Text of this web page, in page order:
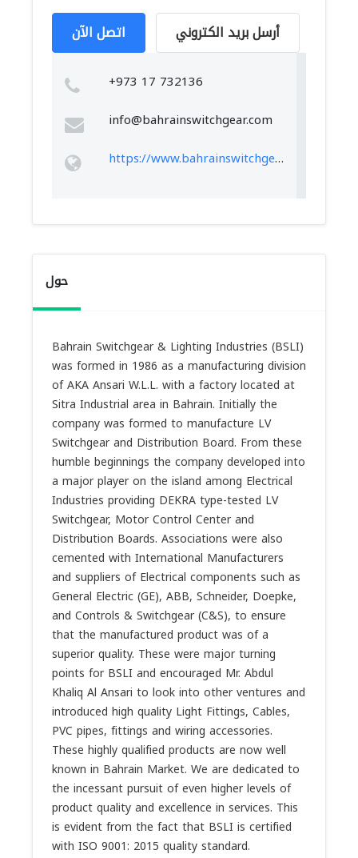
اتصل الآن أرسل بريد الكتروني
+973 17 732136
info@bahrainswitchgear.com
https://www.bahrainswitchgear.com/
حول
Bahrain Switchgear & Lighting Industries (BSLI)
was formed in 1986 as a manufacturing division
of AKA Ansari W.L.L. with a factory located at
Sitra Industrial area in Bahrain. Initially the
company was formed to manufacture LV
Switchgear and Distribution Board. From these
humble beginnings the company developed into
a major player on the island among Electrical
Industries providing DEKRA type-tested LV
Switchgear, Motor Control Center and
Distribution Boards. Associations were also
cemented with International Manufacturers
and suppliers of Electrical components such as
General Electric (GE), ABB, Schneider, Doepke,
and Controls & Switchgear (C&S), to ensure
that the manufactured product was of a
superior quality. These were major turning
points for BSLI and encouraged Mr. Abdul
Khaliq Al Ansari to look into other ventures and
introduced high quality Light Fittings, Cables,
PVC pipes, fittings and wiring accessories.
These highly qualified products are now well
known in Bahrain Market. We are dedicated to
the incessant pursuit of even higher levels of
product quality and excellence in services. This
is evident from the fact that BSLI is certified
with ISO 9001: 2015 quality standard.